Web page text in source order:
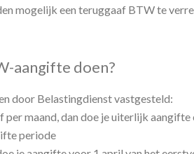
Belastingdienstlees je hoe je jouw
mogelijk een teruggaaf BTW te
aangifte doen?
door Belastingdienst vastgesteld:
maand, dan doe je uiterlijk aangifte